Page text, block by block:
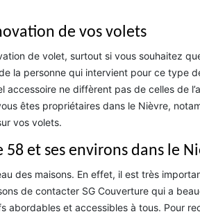
de vos volets
de volet, surtout si vous souhaitez
la personne qui intervient pour ce type
ne diffèrent pas de celles de
êtes propriétaires dans le Nièvre,
vos volets.
et ses environs dans le
des maisons. En effet, il est très
de contacter SG Couverture qui a
et accessibles à tous. Pour